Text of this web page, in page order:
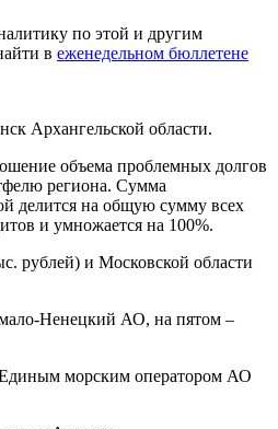
по этой и другим
в еженедельном бюллетене
Архангельской области.
объема проблемных долгов
региона. Сумма
делится на общую сумму всех
и умножается на 100%.
рублей) и Московской области
Ненецкий АО, на пятом –
морским оператором АО